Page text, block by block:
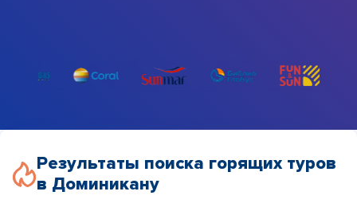
Результаты поиска горящих туров
в Доминикану